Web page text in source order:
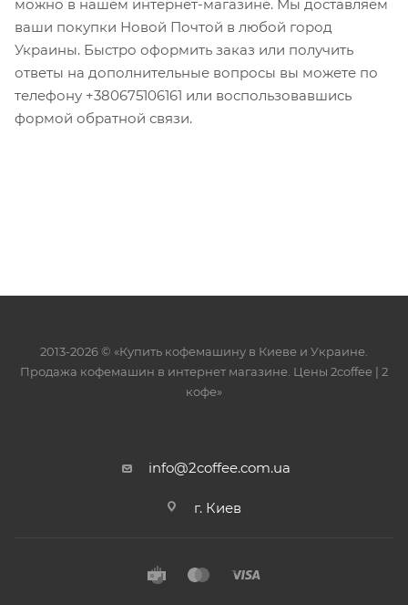
можно в нашем интернет-магазине. Мы доставляем
ваши покупки Новой Почтой в любой город
Украины. Быстро оформить заказ или получить
ответы на дополнительные вопросы вы можете по
телефону +380675106161 или воспользовавшись
формой обратной связи.
2013-2026 © «Купить кофемашину в Киеве и Украине.
Продажа кофемашин в интернет магазине. Цены 2сoffee | 2
кофе»
info@2coffee.com.ua
г. Киев